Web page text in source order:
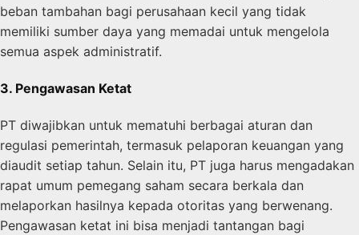
beban tambahan bagi perusahaan kecil yang tidak
memiliki sumber daya yang memadai untuk mengelola
semua aspek administratif.
3. Pengawasan Ketat
PT diwajibkan untuk mematuhi berbagai aturan dan
regulasi pemerintah, termasuk pelaporan keuangan yang
diaudit setiap tahun. Selain itu, PT juga harus mengadakan
rapat umum pemegang saham secara berkala dan
melaporkan hasilnya kepada otoritas yang berwenang.
Pengawasan ketat ini bisa menjadi tantangan bagi